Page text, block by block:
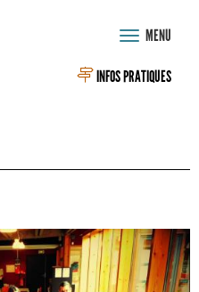
Toggle
MENU
INFOS PRATIQUES